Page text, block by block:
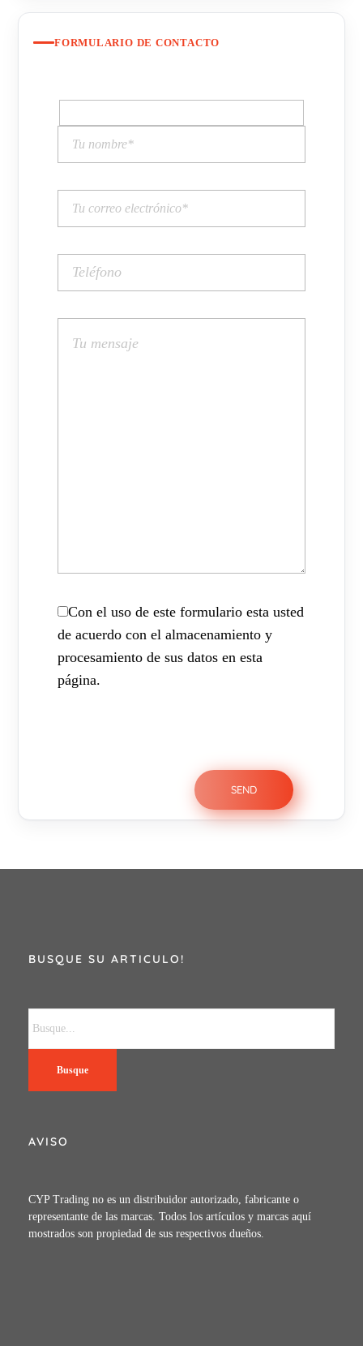
FORMULARIO DE CONTACTO
Con el uso de este formulario esta usted
de acuerdo con el almacenamiento y
procesamiento de sus datos en esta
página.
BUSQUE SU ARTICULO!
Busque
AVISO
CYP Trading no es un distribuidor autorizado, fabricante o
representante de las marcas. Todos los artículos y marcas aquí
mostrados son propiedad de sus respectivos dueños.